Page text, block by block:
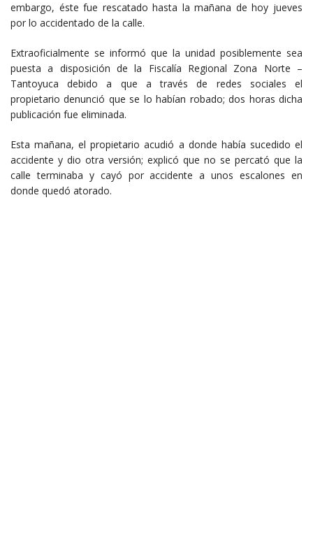
embargo, éste fue rescatado hasta la mañana de hoy jueves
por lo accidentado de la calle.
Extraoficialmente se informó que la unidad posiblemente sea
puesta a disposición de la Fiscalía Regional Zona Norte –
Tantoyuca debido a que a través de redes sociales el
propietario denunció que se lo habían robado; dos horas dicha
publicación fue eliminada.
Esta mañana, el propietario acudió a donde había sucedido el
accidente y dio otra versión; explicó que no se percató que la
calle terminaba y cayó por accidente a unos escalones en
donde quedó atorado.